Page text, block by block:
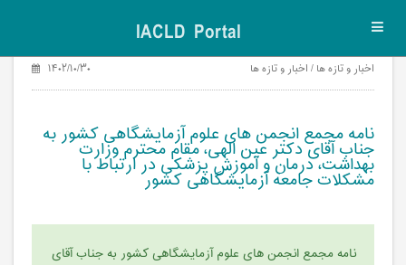
IACLD Portal
اخبار و تازه ها / اخبار و تازه ها ۱۴۰۲/۱۰/۳۰
نامه مجمع انجمن های علوم آزمایشگاهی کشور به
جناب آقای دکتر عین الهی، مقام محترم وزارت
بهداشت، درمان و آموزش پزشکی در ارتباط با
مشکلات جامعه آزمایشگاهی کشور
نامه مجمع انجمن های علوم آزمایشگاهی کشور به جناب آقای